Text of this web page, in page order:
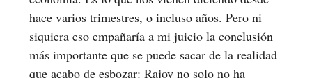
hace varios trimestres, o incluso años. Pero ni
siquiera eso empañaría a mi juicio la conclusión
más importante que se puede sacar de la realidad
que acabo de esbozar: Rajoy no solo no ha